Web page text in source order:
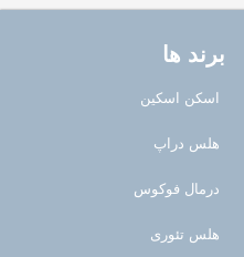
برند ها
اسکن اسکین
هلس دراپ
درمال فوکوس
هلس تئوری